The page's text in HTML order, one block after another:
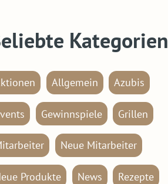
Kategorien
Allgemein Azubis
Gewinnspiele Grillen
Neue Mitarbeiter
Produkte News Rezepte